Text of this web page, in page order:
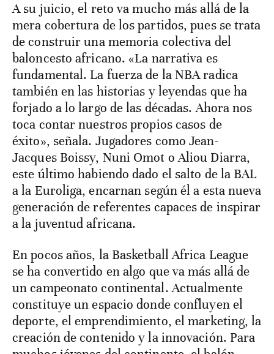
A su juicio, el reto va mucho más allá de la
mera cobertura de los partidos, pues se trata
de construir una memoria colectiva del
baloncesto africano. «La narrativa es
fundamental. La fuerza de la NBA radica
también en las historias y leyendas que ha
forjado a lo largo de las décadas. Ahora nos
toca contar nuestros propios casos de
éxito», señala. Jugadores como Jean-
Jacques Boissy, Nuni Omot o Aliou Diarra,
este último habiendo dado el salto de la BAL
a la Euroliga, encarnan según él a esta nueva
generación de referentes capaces de inspirar
a la juventud africana.
En pocos años, la Basketball Africa League
se ha convertido en algo que va más allá de
un campeonato continental. Actualmente
constituye un espacio donde confluyen el
deporte, el emprendimiento, el marketing, la
creación de contenido y la innovación. Para